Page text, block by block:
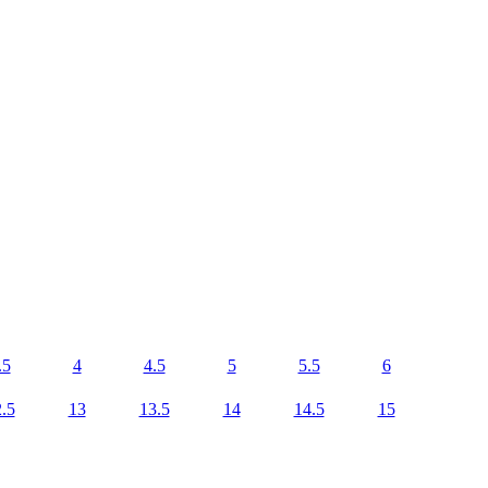
4 4.5 5 5.5 6
13 13.5 14 14.5 15